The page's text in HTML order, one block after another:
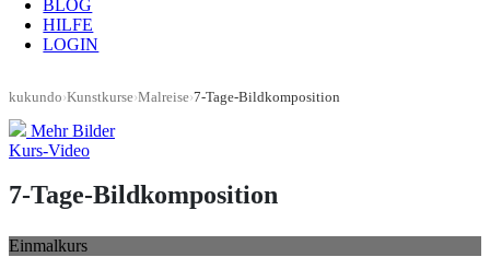
BLOG
HILFE
LOGIN
kukundo›Kunstkurse›Malreise›7-Tage-Bildkomposition
Mehr Bilder
Kurs-Video
7-Tage-Bildkomposition
Einmalkurs